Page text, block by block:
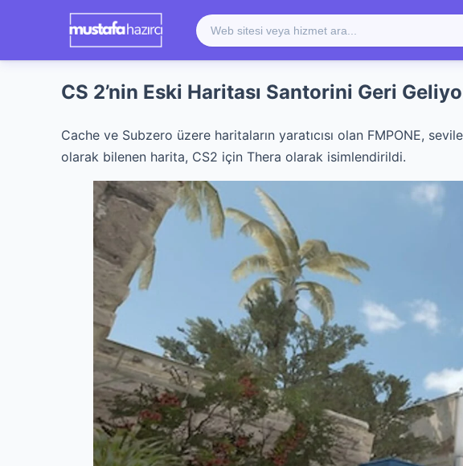
CS 2’nin Eski Haritası Santorini Geri
Cache ve Subzero üzere haritaların yaratıcısı olan FMPONE,
olarak bilenen harita, CS2 için Thera olarak isimlendirildi.